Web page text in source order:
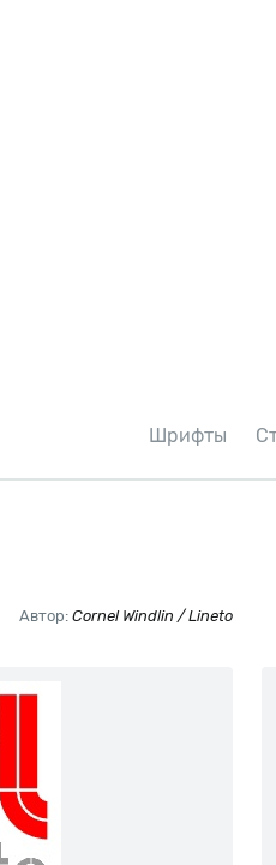
Шрифты
Автор: Cornel Windlin / Lineto